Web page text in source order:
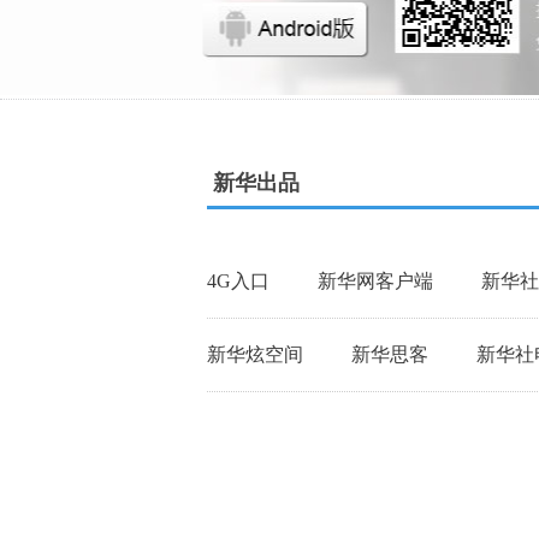
新华出品
4G入口 新华网客户端 新华
新华炫空间 新华思客 新华社